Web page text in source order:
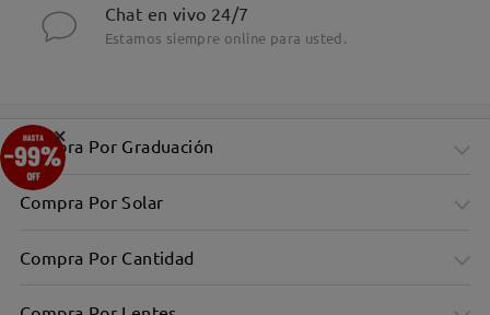
Chat en vivo 24/7
Estamos siempre online para usted.
Compra Por Graduación
Compra Por Solar
Compra Por Cantidad
×